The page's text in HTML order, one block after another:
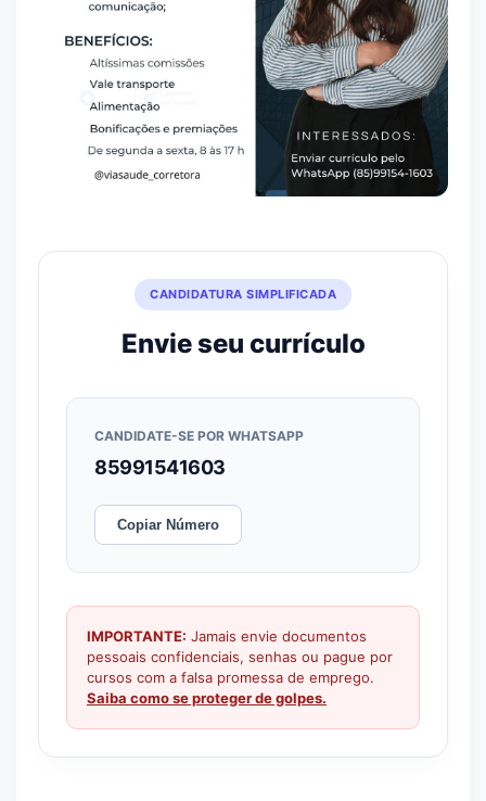
CANDIDATURA SIMPLIFICADA
Envie seu currículo
CANDIDATE-SE POR WHATSAPP
85991541603
Copiar Número
IMPORTANTE: Jamais envie documentos
pessoais confidenciais, senhas ou pague por
cursos com a falsa promessa de emprego.
Saiba como se proteger de golpes.